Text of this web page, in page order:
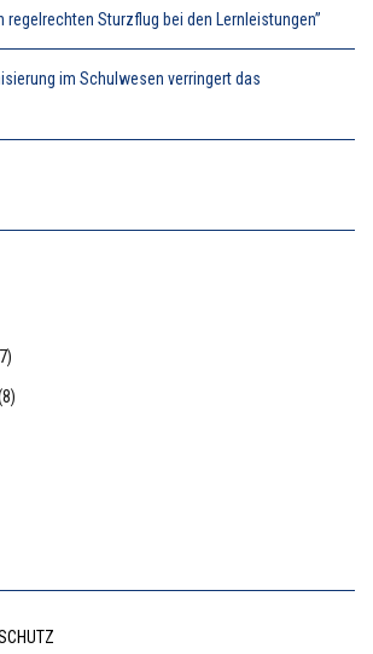
regelrechten Sturzflug bei den Lernleistungen”
im Schulwesen verringert das